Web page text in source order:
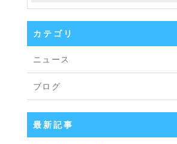
カテゴリ
ニュース
ブログ
最新記事